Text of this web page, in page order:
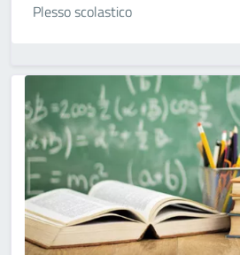
Plesso scolastico